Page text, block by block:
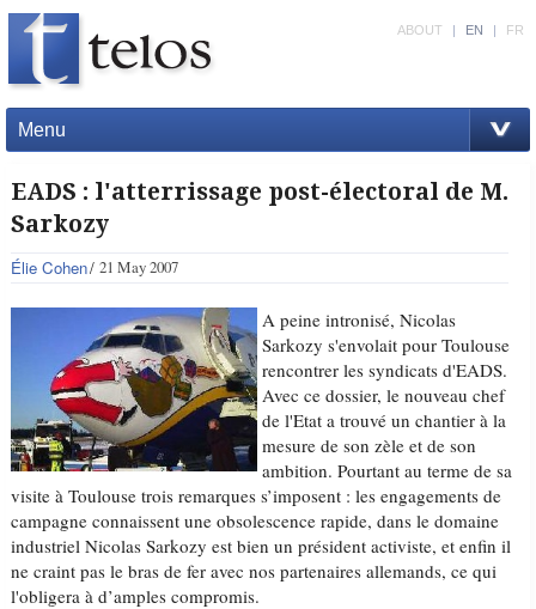
Menu
ABOUT | EN | FR
EADS : l'atterrissage post-électoral de M.
Sarkozy
Élie Cohen 21 May 2007
A peine intronisé, Nicolas
Sarkozy s'envolait pour Toulouse
rencontrer les syndicats d'EADS.
Avec ce dossier, le nouveau chef
de l'Etat a trouvé un chantier à la
mesure de son zèle et de son
ambition. Pourtant au terme de sa
visite à Toulouse trois remarques s’imposent : les engagements de
campagne connaissent une obsolescence rapide, dans le domaine
industriel Nicolas Sarkozy est bien un président activiste, et enfin il
ne craint pas le bras de fer avec nos partenaires allemands, ce qui
l'obligera à d’amples compromis.